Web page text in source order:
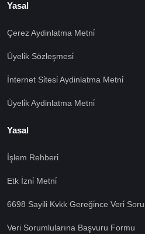
Yasal
Çerez Aydinlatma Metni̇
Üyeli̇k Sözleşmesi̇
İnternet Si̇tesi̇ Aydinlatma Metni̇
Üyeli̇k Aydinlatma Metni̇
Yasal
İşlem Rehberi̇
Etk İzni̇ Metni̇
6698 Sayili Kvkk Gereği̇nce Veri̇
Veri Sorumlularına Başvuru Formu